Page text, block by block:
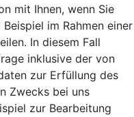
mit Ihnen, wenn Sie
im Rahmen einer
In diesem Fall
inklusive der von
zur Erfüllung des
Zwecks bei uns
zur Bearbeitung